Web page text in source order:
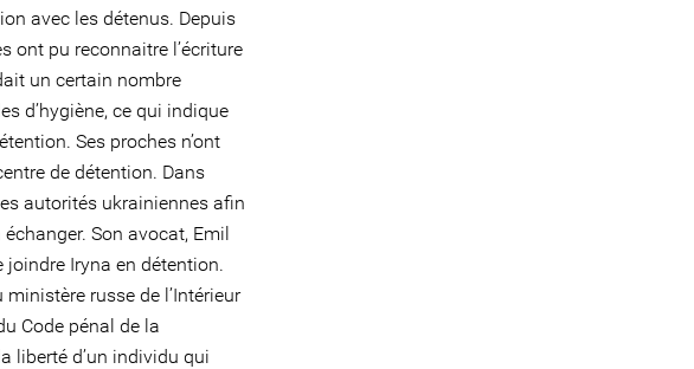
avec les détenus. Depuis
ont pu reconnaitre l’écriture
un certain nombre
d’hygiène, ce qui indique
Ses proches n’ont
de détention. Dans
autorités ukrainiennes afin
Son avocat, Emil
joindre Iryna en détention.
russe de l’Intérieur
Code pénal de la
liberté d’un individu qui